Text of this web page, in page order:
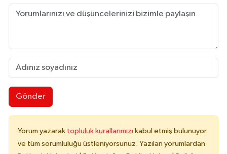
Gönder
Yorum yazarak topluluk kurallarımızı kabul etmiş bulunuyor
ve tüm sorumluluğu üstleniyorsunuz. Yazılan yorumlardan